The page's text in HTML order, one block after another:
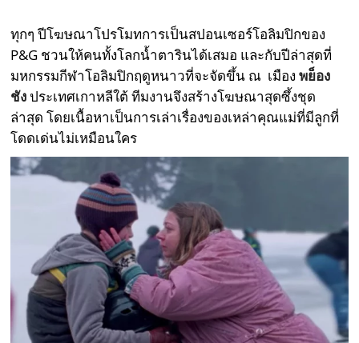
ทุกๆ ปีโฆษณาโปรโมทการเป็นสปอนเซอร์โอลิมปิกของ
P&G ชวนให้คนทั้งโลกน้ำตารินได้เสมอ และกับปีล่าสุดที่
มหกรรมกีฬาโอลิมปิกฤดูหนาวที่จะจัดขึ้น ณ เมืองพย็อง
ชังประเทศเกาหลีใต้ ทีมงานจึงสร้างโฆษณาสุดซึ้งชุด
ล่าสุด โดยเนื้อหาเป็นการเล่าเรื่องของเหล่าคุณแม่ที่มีลูกที่
โดดเด่นไม่เหมือนใคร